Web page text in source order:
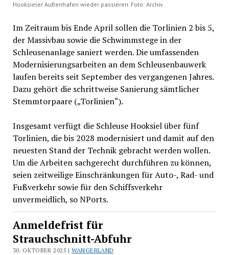
Hooksieler Außenhafen wieder passieren. Foto: Archiv
Im Zeitraum bis Ende April sollen die Torlinien 2 bis 5,
der Massivbau sowie die Schwimmstege in der
Schleusenanlage saniert werden. Die umfassenden
Modernisierungsarbeiten an dem Schleusenbauwerk
laufen bereits seit September des vergangenen Jahres.
Dazu gehört die schrittweise Sanierung sämtlicher
Stemmtorpaare („Torlinien“).
Insgesamt verfügt die Schleuse Hooksiel über fünf
Torlinien, die bis 2028 modernisiert und damit auf den
neuesten Stand der Technik gebracht werden wollen.
Um die Arbeiten sachgerecht durchführen zu können,
seien zeitweilige Einschränkungen für Auto-, Rad- und
Fußverkehr sowie für den Schiffsverkehr
unvermeidlich, so NPorts.
Anmeldefrist für
Strauchschnitt-Abfuhr
30. OKTOBER 2025 | WANGERLAND